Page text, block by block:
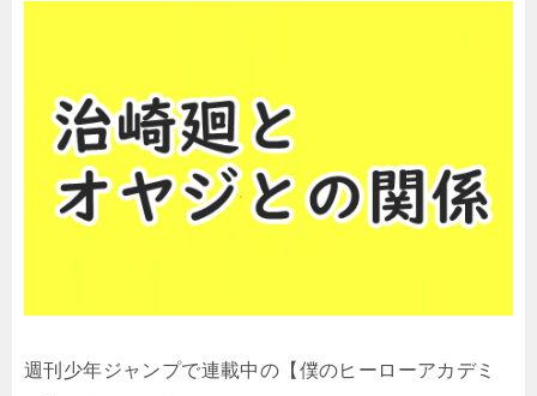
週刊少年ジャンプで連載中の【僕のヒーローアカデミ